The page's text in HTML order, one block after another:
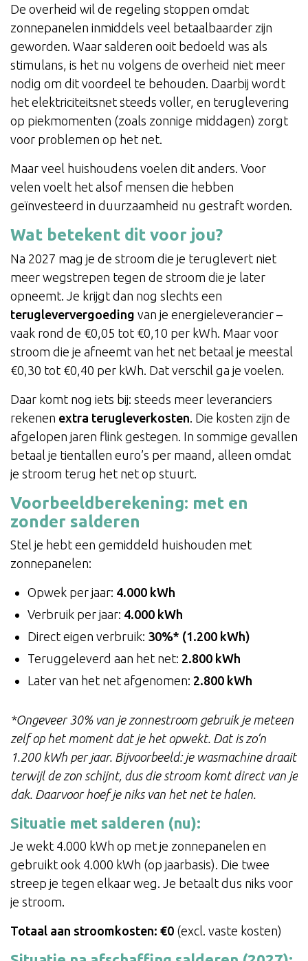
De overheid wil de regeling stoppen omdat
zonnepanelen inmiddels veel betaalbaarder zijn
geworden. Waar salderen ooit bedoeld was als
stimulans, is het nu volgens de overheid niet meer
nodig om dit voordeel te behouden. Daarbij wordt
het elektriciteitsnet steeds voller, en teruglevering
op piekmomenten (zoals zonnige middagen) zorgt
voor problemen op het net.
Maar veel huishoudens voelen dit anders. Voor
velen voelt het alsof mensen die hebben
geïnvesteerd in duurzaamheid nu gestraft worden.
Wat betekent dit voor jou?
Na 2027 mag je de stroom die je teruglevert niet
meer wegstrepen tegen de stroom die je later
opneemt. Je krijgt dan nog slechts een
terugleververgoeding van je energieleverancier –
vaak rond de €0,05 tot €0,10 per kWh. Maar voor
stroom die je afneemt van het net betaal je meestal
€0,30 tot €0,40 per kWh. Dat verschil ga je voelen.
Daar komt nog iets bij: steeds meer leveranciers
rekenen extra terugleverkosten . Die kosten zijn de
afgelopen jaren flink gestegen. In sommige gevallen
betaal je tientallen euro’s per maand, alleen omdat
je stroom terug het net op stuurt.
Voorbeeldberekening: met en
zonder salderen
Stel je hebt een gemiddeld huishouden met
zonnepanelen:
Opwek per jaar: 4.000 kWh
Verbruik per jaar: 4.000 kWh
Direct eigen verbruik: 30%* (1.200 kWh)
Teruggeleverd aan het net: 2.800 kWh
Later van het net afgenomen: 2.800 kWh
*Ongeveer 30% van je zonnestroom gebruik je meteen
zelf op het moment dat je het opwekt. Dat is zo’n
1.200 kWh per jaar. Bijvoorbeeld: je wasmachine draait
terwijl de zon schijnt, dus die stroom komt direct van je
dak. Daarvoor hoef je niks van het net te halen.
Situatie met salderen (nu):
Je wekt 4.000 kWh op met je zonnepanelen en
gebruikt ook 4.000 kWh (op jaarbasis). Die twee
streep je tegen elkaar weg. Je betaalt dus niks voor
je stroom.
Totaal aan stroomkosten: €0 (excl. vaste kosten)